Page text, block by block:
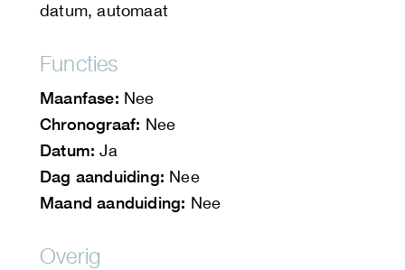
datum, automaat
Functies
Maanfase: Nee
Chronograaf: Nee
Datum: Ja
Dag aanduiding: Nee
Maand aanduiding: Nee
Overig